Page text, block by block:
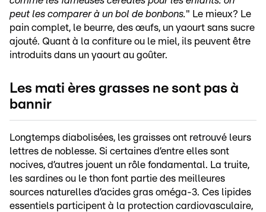
peut les comparer à un bol de bonbons." Le mieux? Le
pain complet, le beurre, des œufs, un yaourt sans sucre
ajouté. Quant à la confiture ou le miel, ils peuvent être
introduits dans un yaourt au goûter.
Les mati ères grasses ne sont pas à
bannir
Longtemps diabolisées, les graisses ont retrouvé leurs
lettres de noblesse. Si certaines d’entre elles sont
nocives, d’autres jouent un rôle fondamental. La truite,
les sardines ou le thon font partie des meilleures
sources naturelles d’acides gras oméga-3. Ces lipides
essentiels participent à la protection cardiovasculaire,